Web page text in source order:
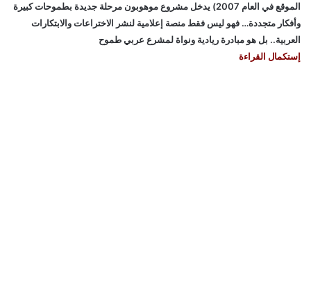
الموقع في العام 2007) يدخل مشروع موهوبون مرحلة جديدة بطموحات كبيرة
وأفكار متجددة… فهو ليس فقط منصة إعلامية لنشر الاختراعات والابتكارات
العربية.. بل هو مبادرة ريادية ونواة لمشرع عربي طموح
إستكمال القراءة